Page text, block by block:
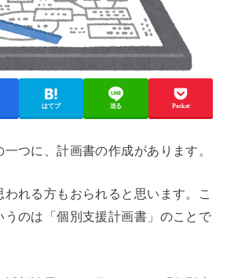
はてブ 送る Pocket
つに、計画書の作成があります。
れる方もおられると思います。こ
うのは「個別支援計画書」のことで